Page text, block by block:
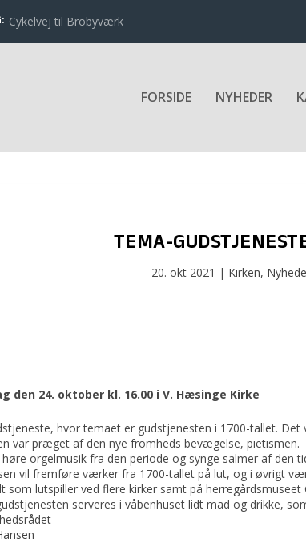
Cykelvej til Brobyværk
FORSIDE NYHEDER
TEMA-
20. okt 2021 | Kirken,
den 24. oktober kl. 16.00 i V. Hæsinge Kirke
hvor temaet er gudstjenesten i 1700-tallet.
var præget af den nye fromheds bevægelse, pietismen.
høre orgelmusik fra den periode og synge salmer af den
vil fremføre værker fra 1700-tallet på lut, og i øvrigt
som lutspiller ved flere kirker samt på herregårdsmuseet
serveres i våbenhuset lidt mad og drikke,